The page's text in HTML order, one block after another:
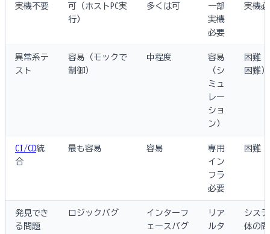
実機不要
可（ホストPC実
行）
多くは可
一部
実機
必要
実機
異常系テ
スト
容易（モックで
制御）
中程度
容易
（シ
ミュ
レー
ショ
ン）
困難
困難）
CI/CD統
合
最も容易 容易
専用
イン
フラ
必要
困難
発見でき
る問題
ロジックバグ
インターフ
ェースバグ
リア
ルタ
シス
体の